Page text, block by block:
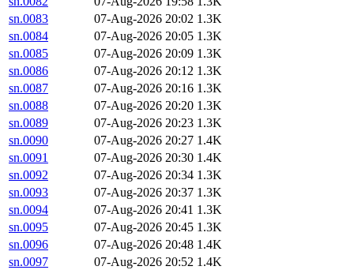
sn.0083
07-Aug-2026 20:02 1.3K
sn.0084
07-Aug-2026 20:05 1.3K
sn.0085
07-Aug-2026 20:09 1.3K
sn.0086
07-Aug-2026 20:12 1.3K
sn.0087
07-Aug-2026 20:16 1.3K
sn.0088
07-Aug-2026 20:20 1.3K
sn.0089
07-Aug-2026 20:23 1.3K
sn.0090
07-Aug-2026 20:27 1.4K
sn.0091
07-Aug-2026 20:30 1.4K
sn.0092
07-Aug-2026 20:34 1.3K
sn.0093
07-Aug-2026 20:37 1.3K
sn.0094
07-Aug-2026 20:41 1.3K
sn.0095
07-Aug-2026 20:45 1.3K
sn.0096
07-Aug-2026 20:48 1.4K
sn.0097
07-Aug-2026 20:52 1.4K